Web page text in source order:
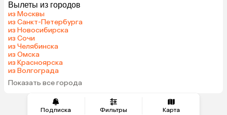
Подписка Фильтры Карта
Гонконг
Вылеты из городов
из Москвы
из Санкт-Петербурга
из Новосибирска
из Сочи
из Челябинска
из Омска
из Красноярска
из Волгограда
Показать все города